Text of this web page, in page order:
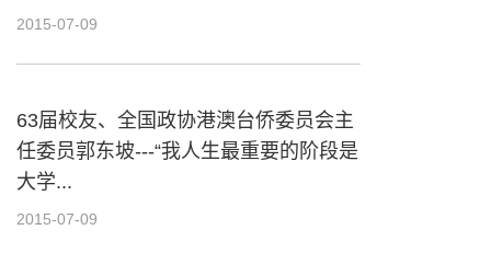
2015-07-09
63届校友、全国政协港澳台侨委员会主
任委员郭东坡---“我人生最重要的阶段是
大学...
2015-07-09